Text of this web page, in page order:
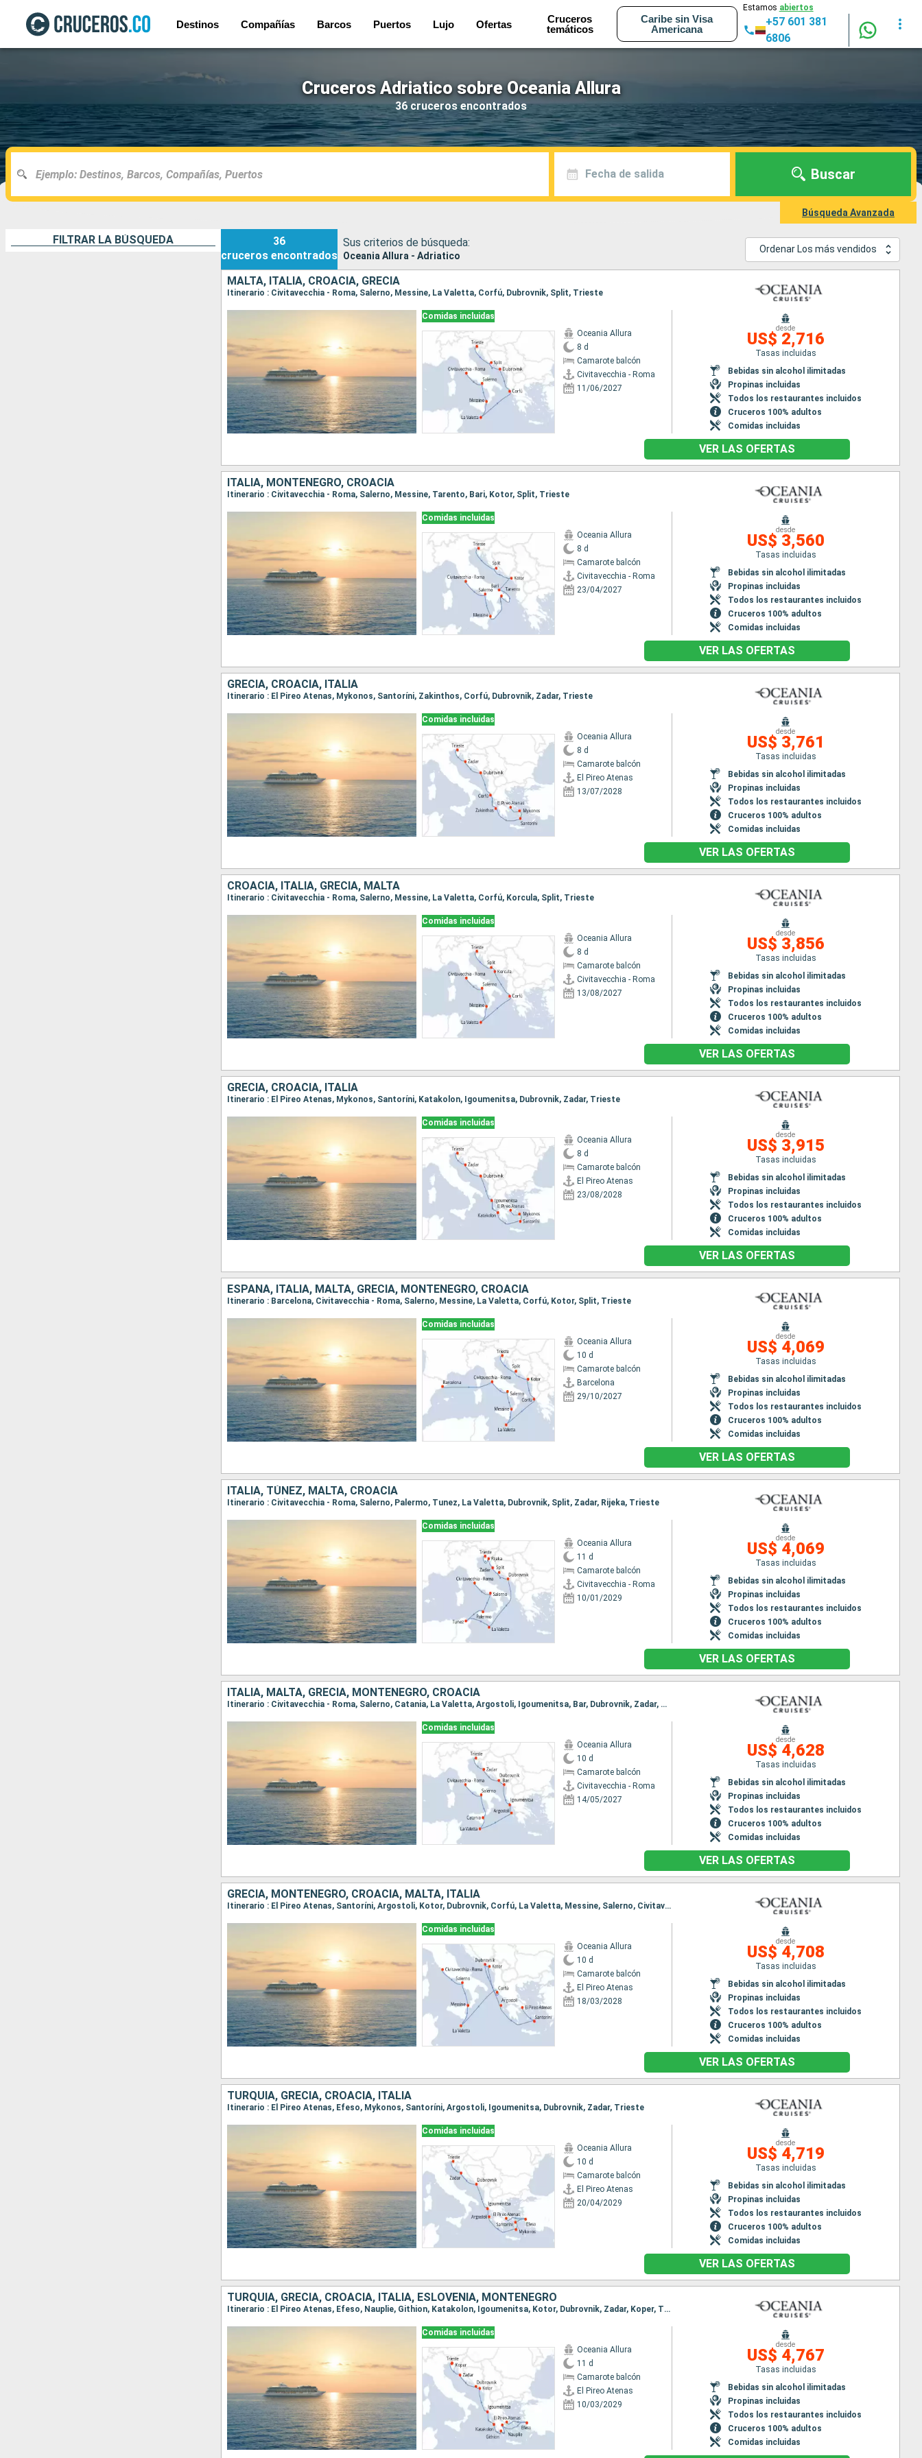
Destinos Compañías Barcos Puertos Lujo Ofertas
Cruceros
temáticos
Caribe sin Visa
Americana
Estamos abiertos
+57 601 381
6806
Cruceros Adriatico sobre Oceania Allura
36 cruceros encontrados
Fecha de salida Buscar
Búsqueda Avanzada
FILTRAR LA BÚSQUEDA
36
cruceros encontrados
Sus criterios de búsqueda:
Oceania Allura - Adriatico
Ordenar Los más vendidos
MALTA, ITALIA, CROACIA, GRECIA
Itinerario : Civitavecchia - Roma, Salerno, Messine, La Valetta, Corfú, Dubrovnik, Split, Trieste
Comidas incluidas
Oceania Allura
8 d
Camarote balcón
Civitavecchia - Roma
11/06/2027
desde
US$ 2,716
Tasas incluidas
Bebidas sin alcohol ilimitadas
Propinas incluidas
Todos los restaurantes incluidos
Cruceros 100% adultos
Comidas incluidas
VER LAS OFERTAS
ITALIA, MONTENEGRO, CROACIA
Itinerario : Civitavecchia - Roma, Salerno, Messine, Tarento, Bari, Kotor, Split, Trieste
Comidas incluidas
Oceania Allura
8 d
Camarote balcón
Civitavecchia - Roma
23/04/2027
desde
US$ 3,560
Tasas incluidas
Bebidas sin alcohol ilimitadas
Propinas incluidas
Todos los restaurantes incluidos
Cruceros 100% adultos
Comidas incluidas
VER LAS OFERTAS
GRECIA, CROACIA, ITALIA
Itinerario : El Pireo Atenas, Mykonos, Santoríni, Zakinthos, Corfú, Dubrovnik, Zadar, Trieste
Comidas incluidas
Oceania Allura
8 d
Camarote balcón
El Pireo Atenas
13/07/2028
desde
US$ 3,761
Tasas incluidas
Bebidas sin alcohol ilimitadas
Propinas incluidas
Todos los restaurantes incluidos
Cruceros 100% adultos
Comidas incluidas
VER LAS OFERTAS
CROACIA, ITALIA, GRECIA, MALTA
Itinerario : Civitavecchia - Roma, Salerno, Messine, La Valetta, Corfú, Korcula, Split, Trieste
Comidas incluidas
Oceania Allura
8 d
Camarote balcón
Civitavecchia - Roma
13/08/2027
desde
US$ 3,856
Tasas incluidas
Bebidas sin alcohol ilimitadas
Propinas incluidas
Todos los restaurantes incluidos
Cruceros 100% adultos
Comidas incluidas
VER LAS OFERTAS
GRECIA, CROACIA, ITALIA
Itinerario : El Pireo Atenas, Mykonos, Santoríni, Katakolon, Igoumenitsa, Dubrovnik, Zadar, Trieste
Comidas incluidas
Oceania Allura
8 d
Camarote balcón
El Pireo Atenas
23/08/2028
desde
US$ 3,915
Tasas incluidas
Bebidas sin alcohol ilimitadas
Propinas incluidas
Todos los restaurantes incluidos
Cruceros 100% adultos
Comidas incluidas
VER LAS OFERTAS
ESPAÑA, ITALIA, MALTA, GRECIA, MONTENEGRO, CROACIA
Itinerario : Barcelona, Civitavecchia - Roma, Salerno, Messine, La Valetta, Corfú, Kotor, Split, Trieste
Comidas incluidas
Oceania Allura
10 d
Camarote balcón
Barcelona
29/10/2027
desde
US$ 4,069
Tasas incluidas
Bebidas sin alcohol ilimitadas
Propinas incluidas
Todos los restaurantes incluidos
Cruceros 100% adultos
Comidas incluidas
VER LAS OFERTAS
ITALIA, TÚNEZ, MALTA, CROACIA
Itinerario : Civitavecchia - Roma, Salerno, Palermo, Tunez, La Valetta, Dubrovnik, Split, Zadar, Rijeka, Trieste
Comidas incluidas
Oceania Allura
11 d
Camarote balcón
Civitavecchia - Roma
10/01/2029
desde
US$ 4,069
Tasas incluidas
Bebidas sin alcohol ilimitadas
Propinas incluidas
Todos los restaurantes incluidos
Cruceros 100% adultos
Comidas incluidas
VER LAS OFERTAS
ITALIA, MALTA, GRECIA, MONTENEGRO, CROACIA
Itinerario : Civitavecchia - Roma, Salerno, Catania, La Valetta, Argostoli, Igoumenitsa, Bar, Dubrovnik, Zadar, Trieste
Comidas incluidas
Oceania Allura
10 d
Camarote balcón
Civitavecchia - Roma
14/05/2027
desde
US$ 4,628
Tasas incluidas
Bebidas sin alcohol ilimitadas
Propinas incluidas
Todos los restaurantes incluidos
Cruceros 100% adultos
Comidas incluidas
VER LAS OFERTAS
GRECIA, MONTENEGRO, CROACIA, MALTA, ITALIA
Itinerario : El Pireo Atenas, Santoríni, Argostoli, Kotor, Dubrovnik, Corfú, La Valetta, Messine, Salerno, Civitavecchia - Roma
Comidas incluidas
Oceania Allura
10 d
Camarote balcón
El Pireo Atenas
18/03/2028
desde
US$ 4,708
Tasas incluidas
Bebidas sin alcohol ilimitadas
Propinas incluidas
Todos los restaurantes incluidos
Cruceros 100% adultos
Comidas incluidas
VER LAS OFERTAS
TURQUÍA, GRECIA, CROACIA, ITALIA
Itinerario : El Pireo Atenas, Efeso, Mykonos, Santoríni, Argostoli, Igoumenitsa, Dubrovnik, Zadar, Trieste
Comidas incluidas
Oceania Allura
10 d
Camarote balcón
El Pireo Atenas
20/04/2029
desde
US$ 4,719
Tasas incluidas
Bebidas sin alcohol ilimitadas
Propinas incluidas
Todos los restaurantes incluidos
Cruceros 100% adultos
Comidas incluidas
VER LAS OFERTAS
TURQUÍA, GRECIA, CROACIA, ITALIA, ESLOVENIA, MONTENEGRO
Itinerario : El Pireo Atenas, Efeso, Nauplie, Githion, Katakolon, Igoumenitsa, Kotor, Dubrovnik, Zadar, Koper, Trieste
Comidas incluidas
Oceania Allura
11 d
Camarote balcón
El Pireo Atenas
10/03/2029
desde
US$ 4,767
Tasas incluidas
Bebidas sin alcohol ilimitadas
Propinas incluidas
Todos los restaurantes incluidos
Cruceros 100% adultos
Comidas incluidas